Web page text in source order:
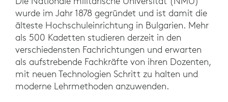
wurde im Jahr 1878 gegründet und ist damit die
älteste Hochschuleinrichtung in Bulgarien. Mehr
als 500 Kadetten studieren derzeit in den
verschiedensten Fachrichtungen und erwarten
als aufstrebende Fachkräfte von ihren Dozenten,
mit neuen Technologien Schritt zu halten und
moderne Lehrmethoden anzuwenden.